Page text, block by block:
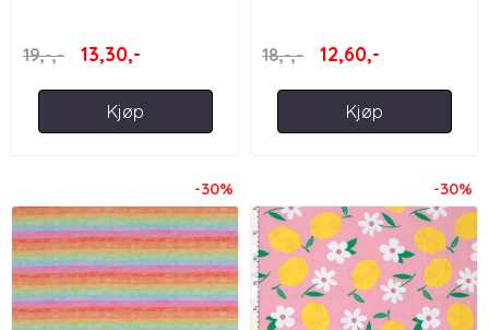
19,-,-
13,30,-
Kjøp
18,-,-
12,60,-
Kjøp
-30% -30%